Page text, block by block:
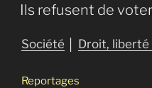
Ils refusent de
Société Droit,
Reportages